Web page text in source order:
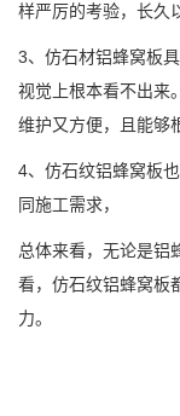
样严厉的考验，长久
3、仿石材铝蜂窝板
视觉上根本看不出来
维护又方便，且能够
4、仿石纹铝蜂窝板
同施工需求，
总体来看，无论是铝
看，仿石纹铝蜂窝板
力。